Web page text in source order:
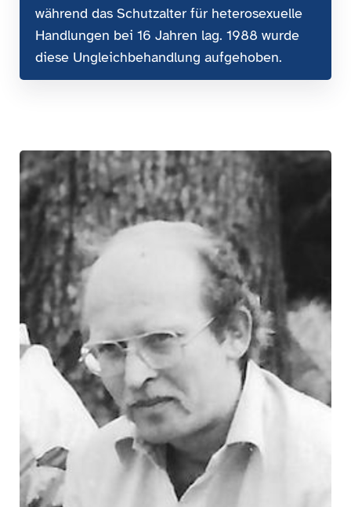
während das Schutzalter für heterosexuelle
Handlungen bei 16 Jahren lag. 1988 wurde
diese Ungleichbehandlung aufgehoben.